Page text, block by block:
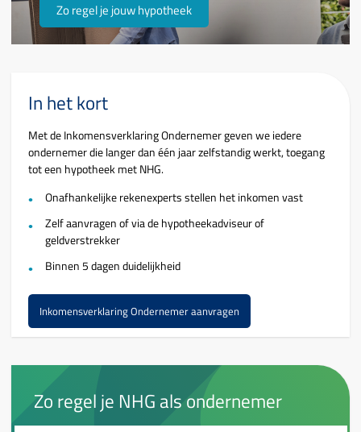
Zo regel je jouw hypotheek
In het kort
Met de Inkomensverklaring Ondernemer geven we iedere
ondernemer die langer dan één jaar zelfstandig werkt, toegang
tot een hypotheek met NHG.
Onafhankelijke rekenexperts stellen het inkomen vast
Zelf aanvragen of via de hypotheekadviseur of
geldverstrekker
Binnen 5 dagen duidelijkheid
Inkomensverklaring Ondernemer aanvragen
Zo regel je NHG als ondernemer